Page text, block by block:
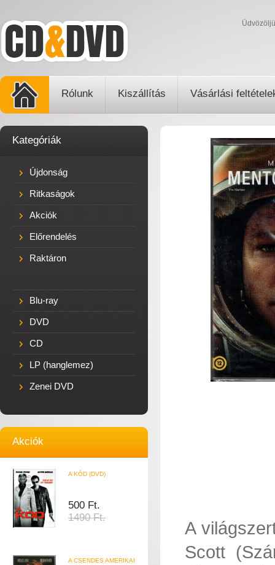
Rólunk Kiszállítás Vásárlási
Kategóriák
Újdonság
Ritkaságok
Akciók
Előrendelés
Raktáron
Blu-ray
DVD
CD
LP (hanglemez)
Zenei DVD
Akciók
A KÓD (DVD)
500 Ft.
1490 Ft.
A CSENDES AMERIKAI
A
Scott